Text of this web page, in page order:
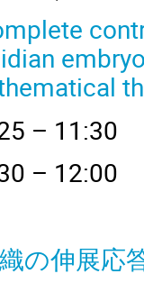
–
–
の伸展応